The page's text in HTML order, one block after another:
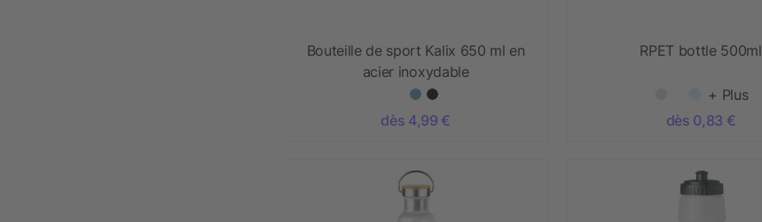
Bouteille de sport Kalix 650 ml en
acier inoxydable
dès 4,99 €
RPET bottle 500ml
+ Plus
dès 0,83 €